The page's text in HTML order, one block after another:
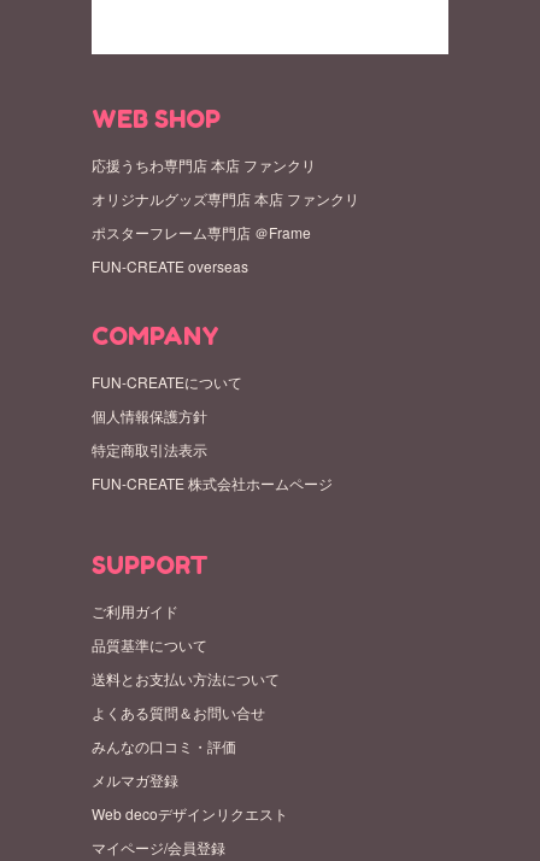
WEB SHOP
応援うちわ専門店 本店 ファンクリ
オリジナルグッズ専門店 本店 ファンクリ
ポスターフレーム専門店 ＠Frame
FUN-CREATE overseas
COMPANY
FUN-CREATEについて
個人情報保護方針
特定商取引法表示
FUN-CREATE 株式会社ホームページ
SUPPORT
ご利用ガイド
品質基準について
送料とお支払い方法について
よくある質問＆お問い合せ
みんなの口コミ・評価
メルマガ登録
Web decoデザインリクエスト
マイページ/会員登録